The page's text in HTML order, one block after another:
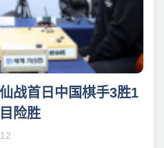
战首日中国棋手3胜1
险胜